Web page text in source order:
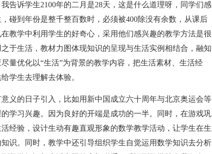
告诉学生2100年的二月是28天，这是什么道理呀，同学们感
碰到年份是整千整百数时，必须被400除没有余数，从课后
教学中利用学生的好奇心，采用他们感兴趣的教学方法是很
于生活，教材力图体现知识的呈现与生活实例相结合，融知
量优化以“生活”为背景的教学内容，把生活素材、生活经
学生去理解去体验。
义的日子引入，比如用新中国成立六十周年与北京奥运会等
学习兴趣。因为良好的开端是成功的一半。同时，在游戏巩
经验，设计生动有趣直观形象的数学教学活动，让学生在生
识。同时，教学中还引导组织学生自觉运用数学知识去分析